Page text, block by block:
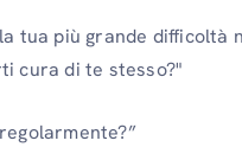
tua più grande difficoltà
cura di te stesso?"